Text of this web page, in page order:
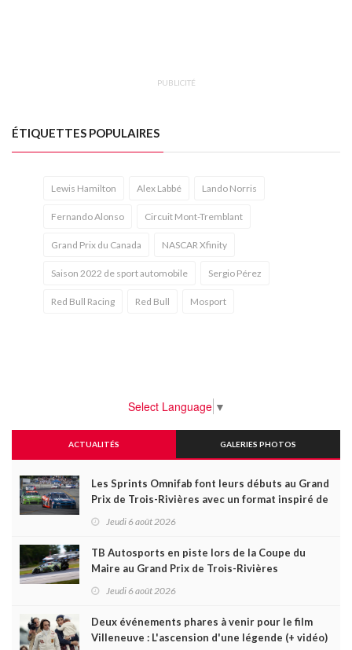
PUBLICITÉ
ÉTIQUETTES POPULAIRES
Lewis Hamilton Alex Labbé Lando Norris
Fernando Alonso Circuit Mont-Tremblant
Grand Prix du Canada NASCAR Xfinity
Saison 2022 de sport automobile Sergio Pérez
Red Bull Racing Red Bull Mosport
Select Language ▼
ACTUALITÉS GALERIES PHOTOS
Les Sprints Omnifab font leurs débuts au Grand
Prix de Trois-Rivières avec un format inspiré de
Jeudi 6 août 2026
TB Autosports en piste lors de la Coupe du
Maire au Grand Prix de Trois-Rivières
Jeudi 6 août 2026
Deux événements phares à venir pour le film
Villeneuve : L'ascension d'une légende (+ vidéo)